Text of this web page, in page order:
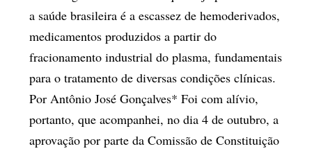
a saúde brasileira é a escassez de hemoderivados,
medicamentos produzidos a partir do
fracionamento industrial do plasma, fundamentais
para o tratamento de diversas condições clínicas.
Por Antônio José Gonçalves* Foi com alívio,
portanto, que acompanhei, no dia 4 de outubro, a
aprovação por parte da Comissão de Constituição